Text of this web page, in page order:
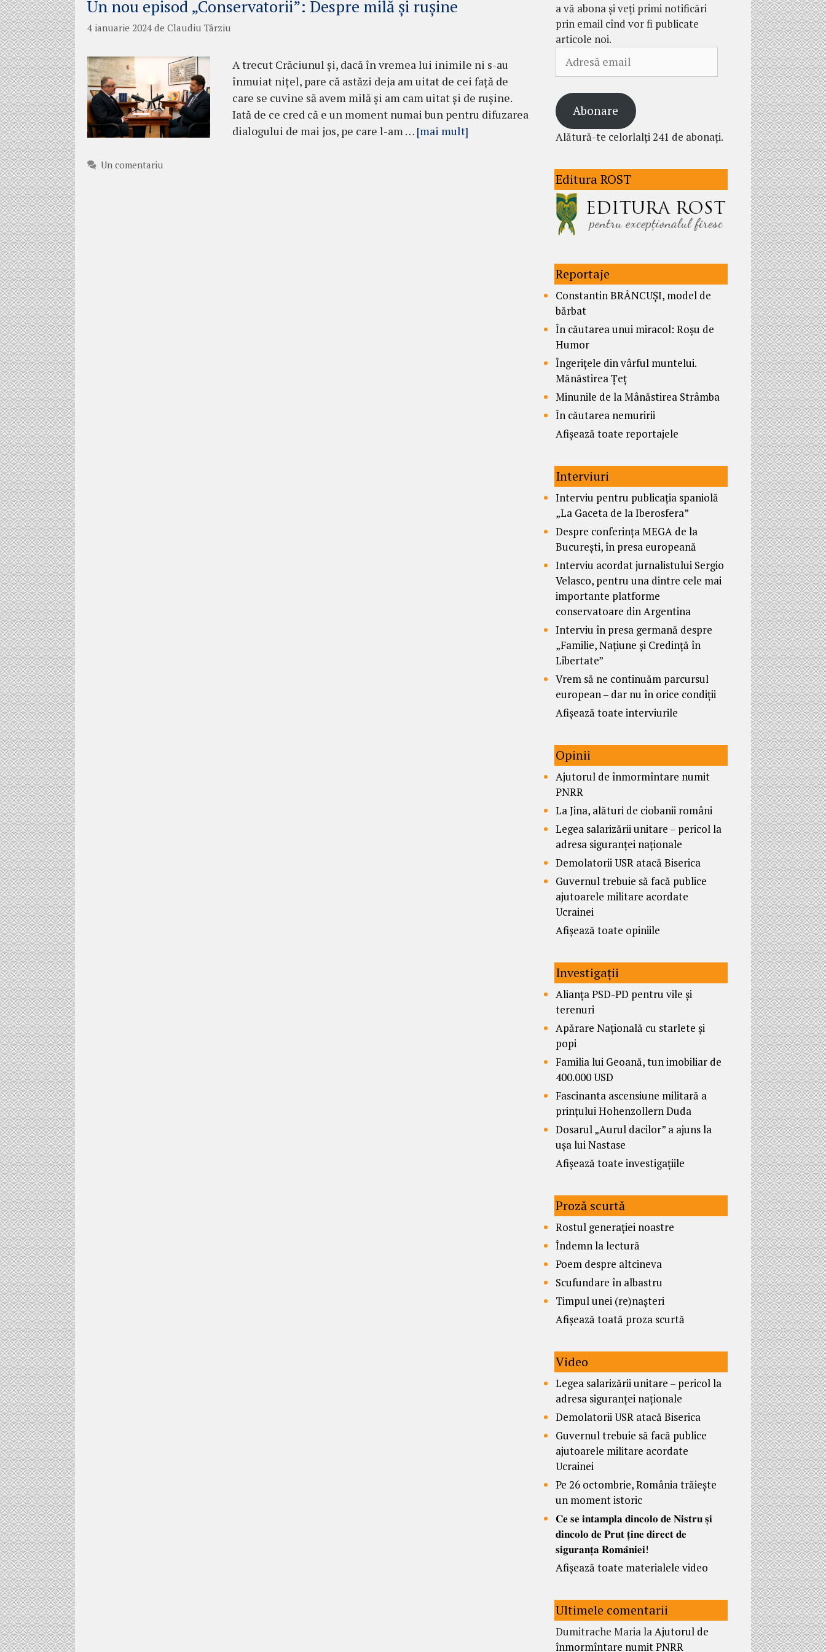
Un nou episod „Conservatorii”: Despre milă și rușine
4 ianuarie 2024 de Claudiu Târziu
A trecut Crăciunul și, dacă în vremea lui inimile ni s-au
înmuiat nițel, pare că astăzi deja am uitat de cei față de
care se cuvine să avem milă și am cam uitat și de rușine.
Iată de ce cred că e un moment numai bun pentru difuzarea
dialogului de mai jos, pe care l-am … [mai mult]
Un comentariu
a vă abona și veți primi notificări
prin email cînd vor fi publicate
articole noi.
email
Abonare
Alătură-te celorlalți 241 de abonați.
Editura ROST
Reportaje
Constantin BRÂNCUȘI, model de
bărbat
În căutarea unui miracol: Roșu de
Humor
Îngerițele din vârful muntelui.
Mănăstirea Țeț
Minunile de la Mânăstirea Strâmba
În căutarea nemuririi
Afișează toate reportajele
Interviuri
Interviu pentru publicația spaniolă
„La Gaceta de la Iberosfera”
Despre conferința MEGA de la
București, în presa europeană
Interviu acordat jurnalistului Sergio
Velasco, pentru una dintre cele mai
importante platforme
conservatoare din Argentina
Interviu în presa germană despre
„Familie, Națiune și Credință în
Libertate”
Vrem să ne continuăm parcursul
european – dar nu în orice condiții
Afișează toate interviurile
Opinii
Ajutorul de înmormîntare numit
PNRR
La Jina, alături de ciobanii români
Legea salarizării unitare – pericol la
adresa siguranței naționale
Demolatorii USR atacă Biserica
Guvernul trebuie să facă publice
ajutoarele militare acordate
Ucrainei
Afișează toate opiniile
Investigații
Alianța PSD-PD pentru vile și
terenuri
Apărare Națională cu starlete și
popi
Familia lui Geoană, tun imobiliar de
400.000 USD
Fascinanta ascensiune militară a
prințului Hohenzollern Duda
Dosarul „Aurul dacilor” a ajuns la
ușa lui Nastase
Afișează toate investigațiile
Proză scurtă
Rostul generației noastre
Îndemn la lectură
Poem despre altcineva
Scufundare în albastru
Timpul unei (re)nașteri
Afișează toată proza scurtă
Video
Legea salarizării unitare – pericol la
adresa siguranței naționale
Demolatorii USR atacă Biserica
Guvernul trebuie să facă publice
ajutoarele militare acordate
Ucrainei
Pe 26 octombrie, România trăiește
un moment istoric
𝐂𝐞 𝐬𝐞 𝐢𝐧𝐭𝐚𝐦𝐩𝐥𝐚 𝐝𝐢𝐧𝐜𝐨𝐥𝐨 𝐝𝐞 𝐍𝐢𝐬𝐭𝐫𝐮 𝐬̦𝐢
𝐝𝐢𝐧𝐜𝐨𝐥𝐨 𝐝𝐞 𝐏𝐫𝐮𝐭 𝐭̦𝐢𝐧𝐞 𝐝𝐢𝐫𝐞𝐜𝐭 𝐝𝐞
𝐬𝐢𝐠𝐮𝐫𝐚𝐧𝐭̦𝐚 𝐑𝐨𝐦𝐚̂𝐧𝐢𝐞𝐢!
Afișează toate materialele video
Ultimele comentarii
Dumitrache MarialaAjutorul de
înmormîntare numit PNRR